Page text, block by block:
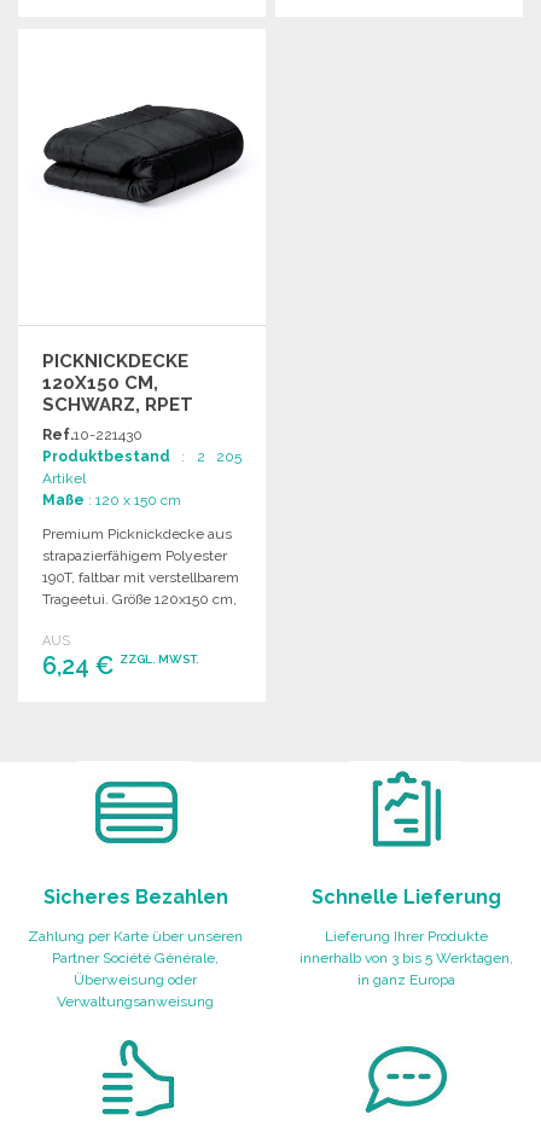
PICKNICKDECKE
120X150 CM,
SCHWARZ, RPET
Ref.10-221430
Produktbestand : 2 205
Artikel
Maße : 120 x 150 cm
Premium Picknickdecke aus
strapazierfähigem Polyester
190T, faltbar mit verstellbarem
Trageetui. Größe 120x150 cm,
AUS
6,24 € ZZGL. MWST.
Sicheres Bezahlen
Zahlung per Karte über unseren
Partner Société Générale,
Überweisung oder
Verwaltungsanweisung
Schnelle Lieferung
Lieferung Ihrer Produkte
innerhalb von 3 bis 5 Werktagen,
in ganz Europa